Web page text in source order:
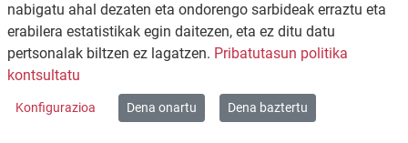
Copyright © 2026 / Excmo. zambrana | Todos los derechos reservados.
nabigatu ahal dezaten eta ondorengo sarbideak erraztu eta
erabilera estatistikak egin daitezen, eta ez ditu datu
pertsonalak biltzen ez lagatzen. Pribatutasun politika
kontsultatu
Konfigurazioa Dena onartu Dena baztertu